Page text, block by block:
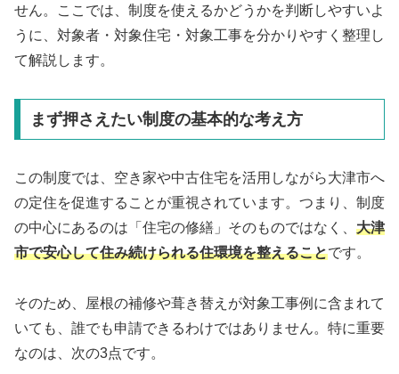
せん。ここでは、制度を使えるかどうかを判断しやすいよ
うに、対象者・対象住宅・対象工事を分かりやすく整理し
て解説します。
まず押さえたい制度の基本的な考え方
この制度では、空き家や中古住宅を活用しながら大津市へ
の定住を促進することが重視されています。つまり、制度
の中心にあるのは「住宅の修繕」そのものではなく、 大津
市で安心して住み続けられる住環境を整えることです。
そのため、屋根の補修や葺き替えが対象工事例に含まれて
いても、誰でも申請できるわけではありません。特に重要
なのは、次の3点です。